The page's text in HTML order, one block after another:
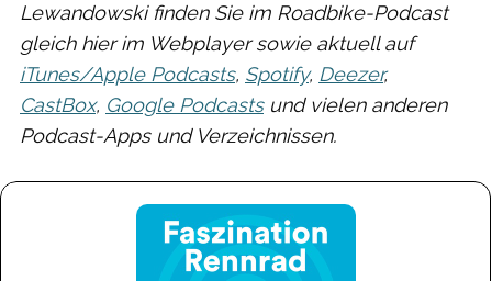
Lewandowski finden Sie im Roadbike-Podcast
gleich hier im Webplayer sowie aktuell auf
iTunes/Apple Podcasts, Spotify, Deezer,
CastBox, Google Podcastsund vielen anderen
Podcast-Apps und Verzeichnissen.